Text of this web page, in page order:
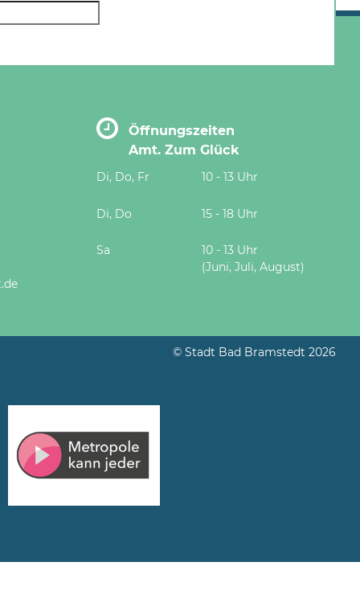
Öffnungszeiten
Amt. Zum Glück
Di, Do, Fr 10 - 13 Uhr
Di, Do 15 - 18 Uhr
Sa
10 - 13 Uhr
(Juni, Juli, August)
© Stadt Bad Bramstedt 2026